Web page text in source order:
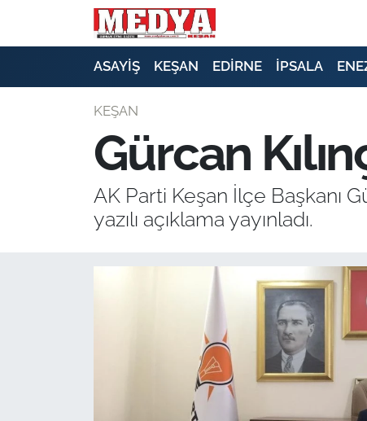
ASAYİŞ KEŞAN EDİRNE İPSALA
KEŞAN
Gürcan
AK Parti Keşan İlçe Başkanı
yazılı açıklama yayınladı.
E-GAZETE
SİYASET
GÜNDEM
TARIM VE HAYVANCILIK